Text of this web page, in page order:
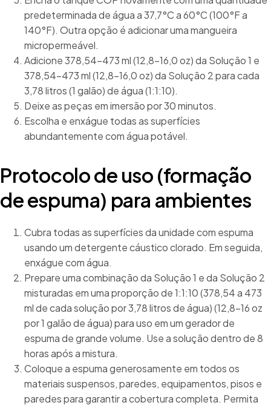
predeterminada de água a 37,7°C a 60°C (100°F a
140°F). Outra opção é adicionar uma mangueira
micropermeável.
Adicione 378,54-473 ml (12,8-16,0 oz) da Solução 1 e
378,54-473 ml (12,8-16,0 oz) da Solução 2 para cada
3,78 litros (1 galão) de água (1:1:10).
Deixe as peças em imersão por 30 minutos.
Escolha e enxágue todas as superfícies
abundantemente com água potável.
Protocolo de uso (formação
de espuma) para ambientes
Cubra todas as superfícies da unidade com espuma
usando um detergente cáustico clorado. Em seguida,
enxágue com água.
Prepare uma combinação da Solução 1 e da Solução 2
misturadas em uma proporção de 1:1:10 (378,54 a 473
ml de cada solução por 3,78 litros de água) (12,8-16 oz
por 1 galão de água) para uso em um gerador de
espuma de grande volume. Use a solução dentro de 8
horas após a mistura.
Coloque a espuma generosamente em todos os
materiais suspensos, paredes, equipamentos, pisos e
paredes para garantir a cobertura completa. Permita